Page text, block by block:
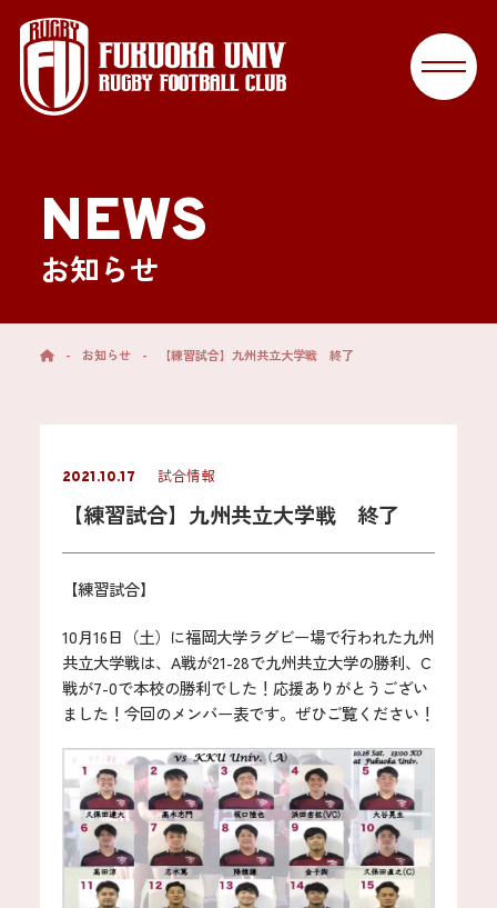
NEWS
お知らせ
- お知らせ - 【練習試合】九州共立大学戦 終了
2021.10.17 試合情報
【練習試合】九州共立大学戦 終了
【練習試合】
10月16日（土）に福岡大学ラグビー場で行われた九州
共立大学戦は、A戦が21-28で九州共立大学の勝利、C
戦が7-0で本校の勝利でした！応援ありがとうござい
ました！今回のメンバー表です。ぜひご覧ください！